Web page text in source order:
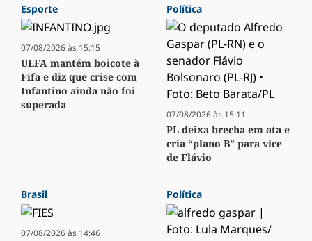
Esporte
07/08/2026 às 15:15
UEFA mantém boicote à
Fifa e diz que crise com
Infantino ainda não foi
superada
Política
07/08/2026 às 15:11
PL deixa brecha em ata e
cria “plano B” para vice
de Flávio
Brasil
07/08/2026 às 14:46
Política